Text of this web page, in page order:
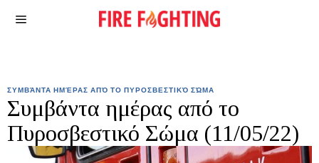
ΣΥΜΒΆΝΤΑ ΗΜΈΡΑΣ ΑΠΌ ΤΟ ΠΥΡΟΣΒΕΣΤΙΚΌ ΣΏΜΑ
Συμβάντα ημέρας από το
Πυροσβεστικό Σώμα (11/05/22)